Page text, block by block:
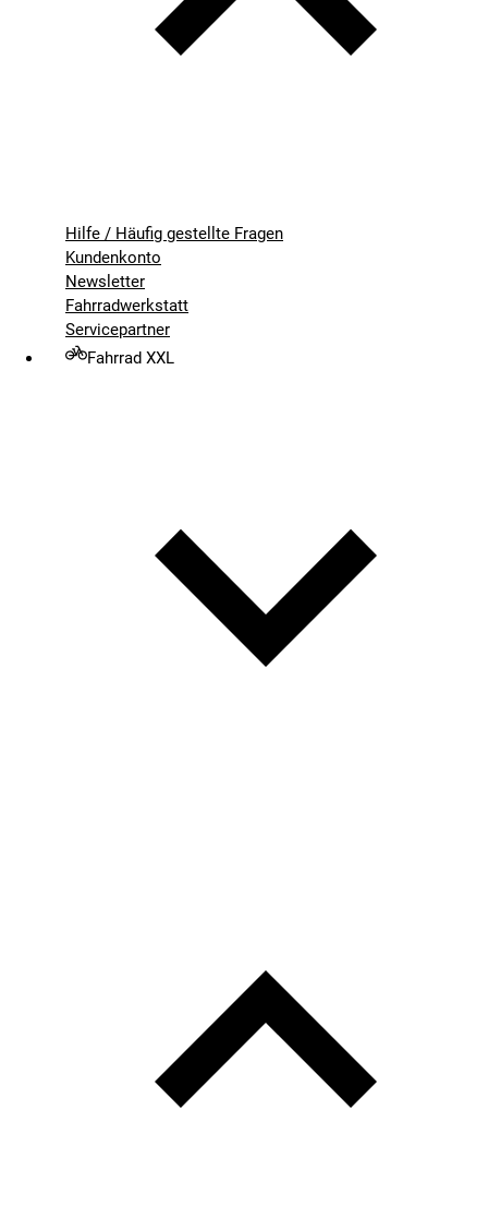
Hilfe / Häufig gestellte Fragen
Kundenkonto
Newsletter
Fahrradwerkstatt
Servicepartner
Fahrrad XXL